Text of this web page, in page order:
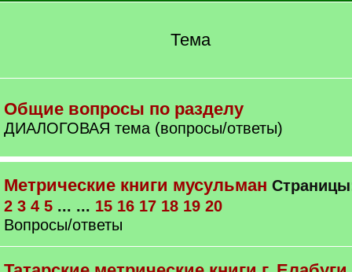
Тема
Общие вопросы по разделу
ДИАЛОГОВАЯ тема (вопросы/ответы)
Метрические книги мусульман
2 3 4 5 ... ... 15 16 17 18 19 20
Вопросы/ответы